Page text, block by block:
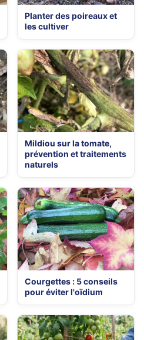
Planter des poireaux et
les cultiver
Mildiou sur la tomate,
prévention et traitements
naturels
Courgettes : 5 conseils
pour éviter l'oïdium